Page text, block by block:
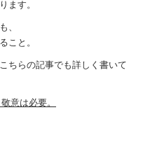
ます。
、
こと。
ちらの記事でも詳しく書いて
意は必要。